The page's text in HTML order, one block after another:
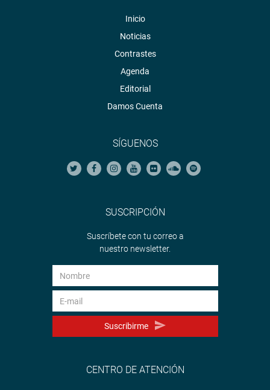
Inicio
Noticias
Contrastes
Agenda
Editorial
Damos Cuenta
SÍGUENOS
SUSCRIPCIÓN
Suscríbete con tu correo a
nuestro newsletter.
Suscribirme
CENTRO DE ATENCIÓN